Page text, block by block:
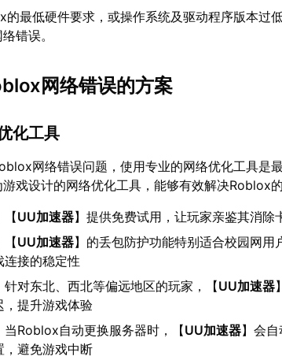
的最低硬件要求，或操作系统及驱动程序版本过
错误。
网络错误的方案
化工具
网络错误问题，使用专业的网络优化工具是
游戏设计的网络优化工具，能够有效解决Roblox
【UU加速器】提供免费试用，让玩家亲鉴其消除
【UU加速器】的丢包防护功能特别适合校园网用
连接的稳定性
针对东北、西北等偏远地区的玩家，【UU加速器
，提升游戏体验
当Roblox自动更换服务器时，【UU加速器】会
，避免游戏中断